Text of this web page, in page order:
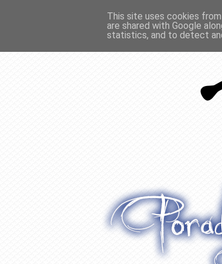
O WŁOSACH RECENZJE
This site uses cookies
are shared with Google
statistics, and to detect